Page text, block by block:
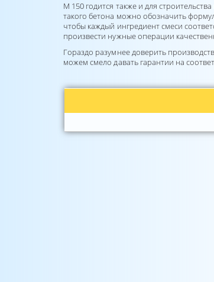
М 150 годится также и для
такого бетона можно обозначить
чтобы каждый ингредиент смеси
произвести нужные операции
Гораздо разумнее доверить
можем смело давать гарантии на